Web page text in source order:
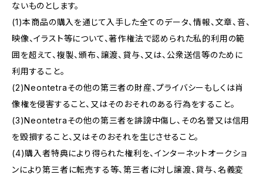
ないものとします。
(1)本商品の購入を通じて入手した全てのデータ、情報、文章、音、
映像、イラスト等について、著作権法で認められた私的利用の範
囲を超えて、複製、頒布、譲渡、貸与、又は、公衆送信等のために
利用すること。
(2)Neontetraその他の第三者の財産、プライバシーもしくは肖
像権を侵害すること、又はそのおそれのある行為をすること。
(3)Neontetraその他の第三者を誹謗中傷し、その名誉又は信用
を毀損すること、又はそのおそれを生じさせること。
(4)購入者特典により得られた権利を、インターネットオークショ
ンにより第三者に転売する等、第三者に対し譲渡、貸与、名義変